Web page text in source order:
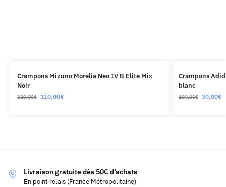
Crampons Mizuno Morelia Neo IV B Elite Mix
Noir
220,00€ 110,00€
Crampons
blanc
100,00€ 30,00€
Livraison gratuite dès 50€ d’achats
En point relais (France Métropolitaine)